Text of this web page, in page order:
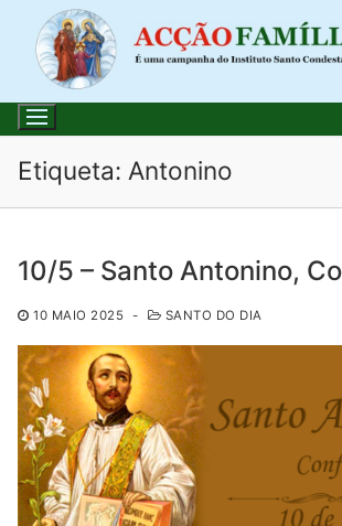
para
conteúdo
por:
Início
Loja
Blog
Santo do Dia
Quem somos nós
Etiqueta: Antonino
10/5 – Santo Antonino,
10 MAIO 2025 - SANTO DO DIA